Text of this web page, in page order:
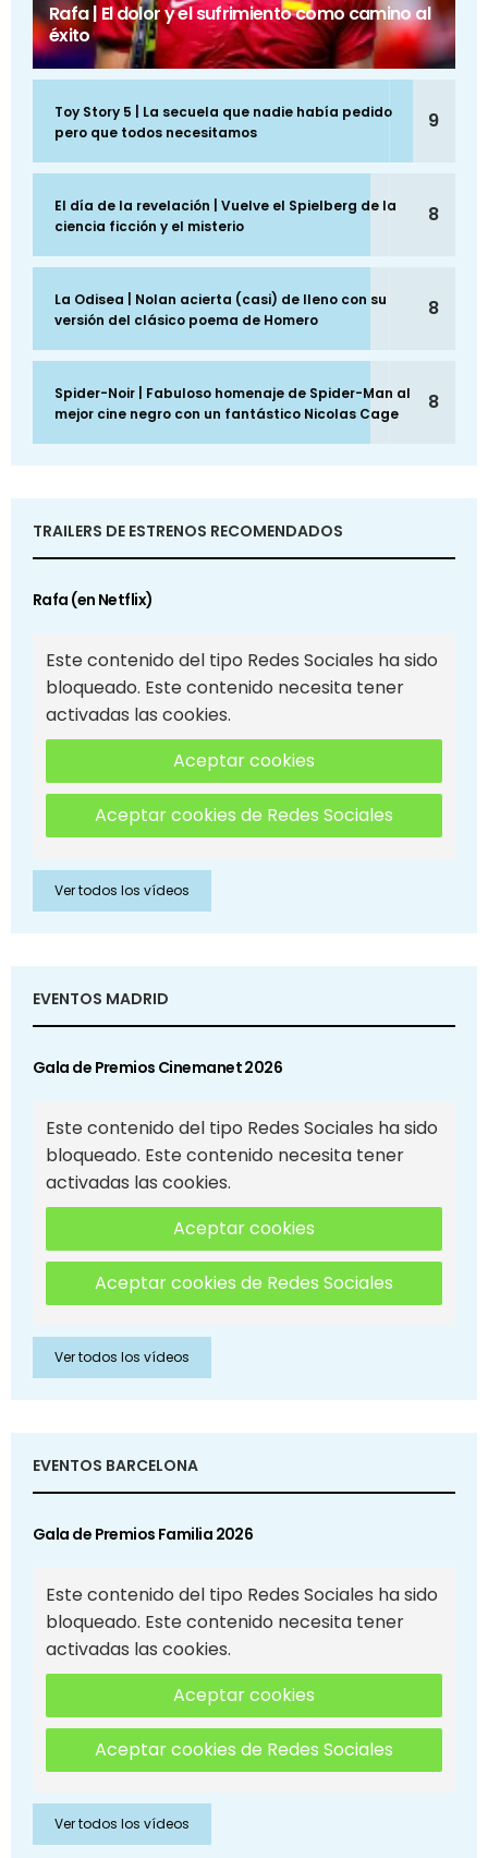
Rafa | El dolor y el sufrimiento como camino al
éxito
Toy Story 5 | La secuela que nadie había pedido
pero que todos necesitamos
9
El día de la revelación | Vuelve el Spielberg de la
ciencia ficción y el misterio
8
La Odisea | Nolan acierta (casi) de lleno con su
versión del clásico poema de Homero
8
Spider-Noir | Fabuloso homenaje de Spider-Man al
mejor cine negro con un fantástico Nicolas Cage
8
TRAILERS DE ESTRENOS RECOMENDADOS
Rafa (en Netflix)
Este contenido del tipo Redes Sociales ha sido
bloqueado. Este contenido necesita tener
activadas las cookies.
Aceptar cookies
Aceptar cookies de Redes Sociales
Ver todos los vídeos
EVENTOS MADRID
Gala de Premios Cinemanet 2026
Este contenido del tipo Redes Sociales ha sido
bloqueado. Este contenido necesita tener
activadas las cookies.
Aceptar cookies
Aceptar cookies de Redes Sociales
Ver todos los vídeos
EVENTOS BARCELONA
Gala de Premios Familia 2026
Este contenido del tipo Redes Sociales ha sido
bloqueado. Este contenido necesita tener
activadas las cookies.
Aceptar cookies
Aceptar cookies de Redes Sociales
Ver todos los vídeos